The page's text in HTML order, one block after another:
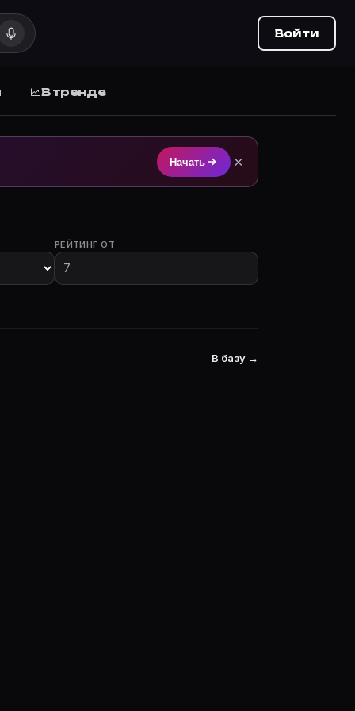
на Movie Planner (movie-planner.ru).
Войти
В тренде
Начать ×
РЕЙТИНГ ОТ
В базу →